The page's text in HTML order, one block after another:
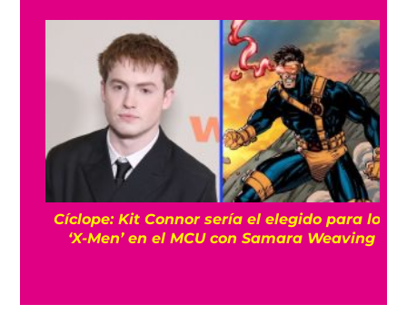
Cíclope: Kit Connor sería el elegido para los
‘X-Men’ en el MCU con Samara Weaving